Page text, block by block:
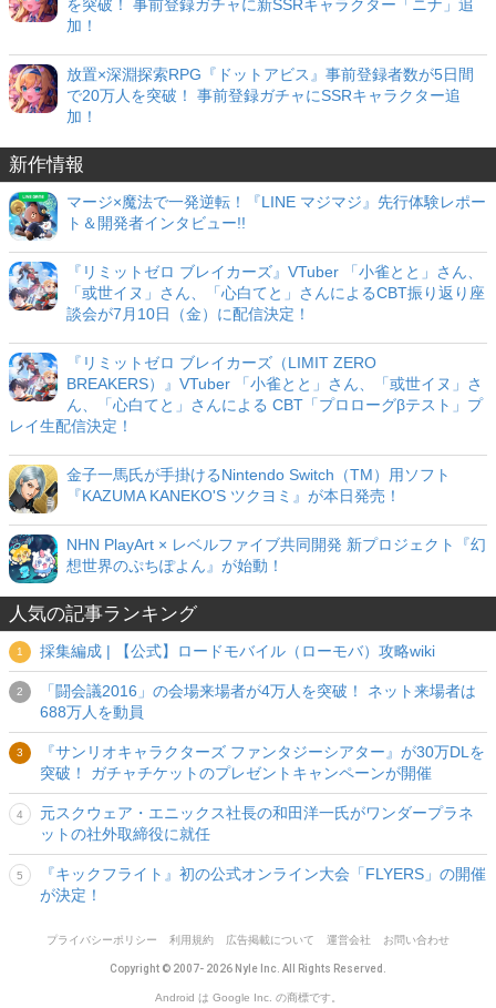
を突破！ 事前登録ガチャに新SSRキャラクター「ニナ」追
加！
放置×深淵探索RPG『ドットアビス』事前登録者数が5日間
で20万人を突破！ 事前登録ガチャにSSRキャラクター追
加！
新作情報
マージ×魔法で一発逆転！『LINE マジマジ』先行体験レポー
ト＆開発者インタビュー!!
『リミットゼロ ブレイカーズ』VTuber 「小雀とと」さん、
「或世イヌ」さん、「心白てと」さんによるCBT振り返り座
談会が7月10日（金）に配信決定！
『リミットゼロ ブレイカーズ（LIMIT ZERO
BREAKERS）』VTuber 「小雀とと」さん、「或世イヌ」さ
ん、「心白てと」さんによる CBT「プロローグβテスト」プ
レイ生配信決定！
金子一馬氏が手掛けるNintendo Switch（TM）用ソフト
『KAZUMA KANEKO'S ツクヨミ』が本日発売！
NHN PlayArt × レベルファイブ共同開発 新プロジェクト『幻
想世界のぷちぽよん』が始動！
人気の記事ランキング
採集編成 | 【公式】ロードモバイル（ローモバ）攻略wiki
「闘会議2016」の会場来場者が4万人を突破！ ネット来場者は
688万人を動員
『サンリオキャラクターズ ファンタジーシアター』が30万DLを
突破！ ガチャチケットのプレゼントキャンペーンが開催
元スクウェア・エニックス社長の和田洋一氏がワンダープラネ
ットの社外取締役に就任
『キックフライト』初の公式オンライン大会「FLYERS」の開催
が決定！
プライバシーポリシー 利用規約 広告掲載について 運営会社 お問い合わせ
Copyright © 2007- 2026 Nyle Inc. All Rights Reserved.
Android は Google Inc. の商標です。